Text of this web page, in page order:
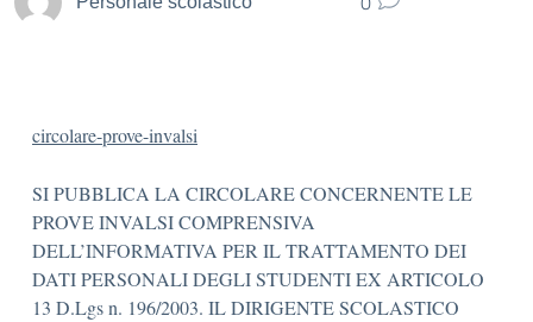
circolare-prove-invalsi
SI PUBBLICA LA CIRCOLARE CONCERNENTE LE
PROVE INVALSI COMPRENSIVA
DELL’INFORMATIVA PER IL TRATTAMENTO DEI
DATI PERSONALI DEGLI STUDENTI EX ARTICOLO
13 D.Lgs n. 196/2003. IL DIRIGENTE SCOLASTICO